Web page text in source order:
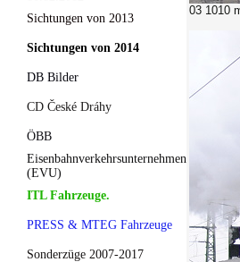
Sichtungen von 2013
Sichtungen von 2014
DB Bilder
CD České Dráhy
ÖBB
Eisenbahnverkehrsunternehmen
(EVU)
ITL Fahrzeuge.
PRESS & MTEG Fahrzeuge
Sonderzüge 2007-2017
03 1010